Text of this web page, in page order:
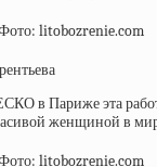
в Париже эта
женщиной в